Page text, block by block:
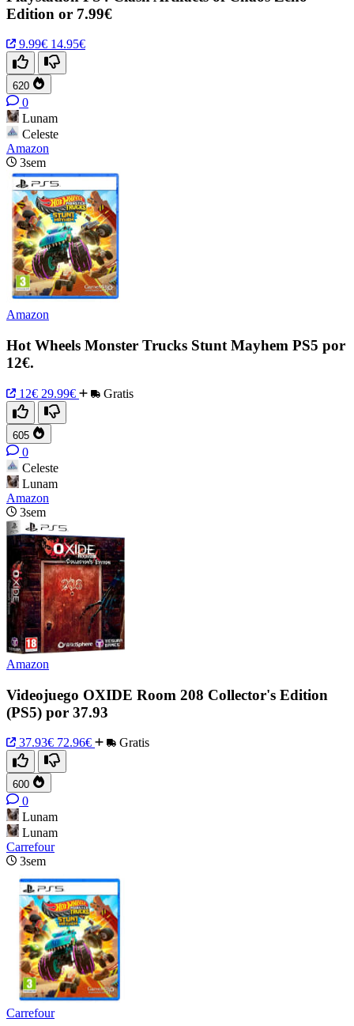
Edition or 7.99€
9.99€ 14.95€
620
0
Lunam
Celeste
Amazon
3sem
Amazon
Hot Wheels Monster Trucks Stunt Mayhem PS5 por
12€.
12€ 29.99€ Gratis
605
0
Celeste
Lunam
Amazon
3sem
Amazon
Videojuego OXIDE Room 208 Collector's Edition
(PS5) por 37.93
37.93€ 72.96€ Gratis
600
0
Lunam
Lunam
Carrefour
3sem
Carrefour